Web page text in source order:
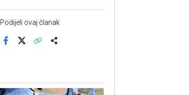
Podijeli ovaj članak